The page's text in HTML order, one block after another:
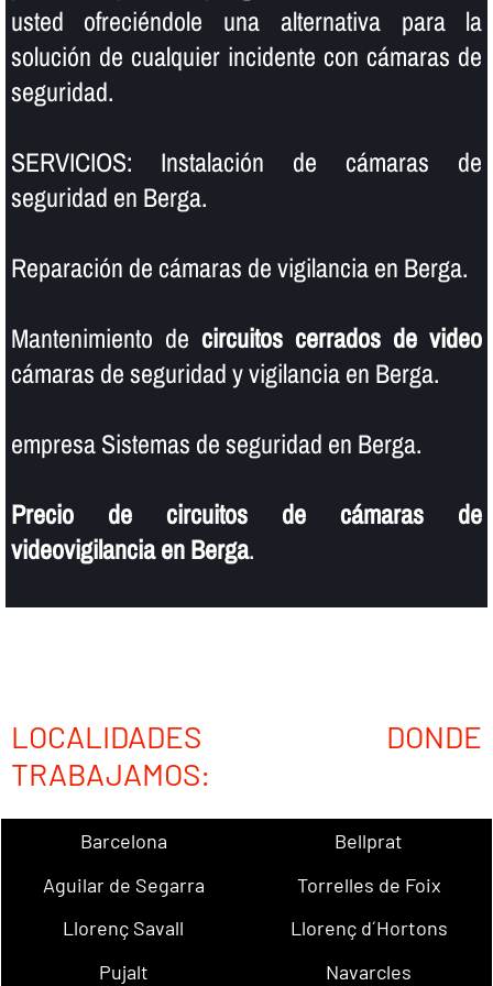
usted ofreciéndole una alternativa para la
solución de cualquier incidente con cámaras de
seguridad.
SERVICIOS: Instalación de cámaras de
seguridad en Berga.
Reparación de cámaras de vigilancia en Berga.
Mantenimiento de circuitos cerrados de video
cámaras de seguridad y vigilancia en Berga.
empresa Sistemas de seguridad en Berga.
Precio de circuitos de cámaras de
videovigilancia en Berga.
LOCALIDADES DONDE
TRABAJAMOS:
Barcelona
Bellprat
Aguilar de Segarra
Torrelles de Foix
Llorenç Savall
Llorenç d´Hortons
Pujalt
Navarcles